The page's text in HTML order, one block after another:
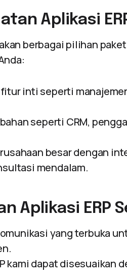
Aplikasi
berbagai pilihan
inti seperti
seperti CRM,
besar dengan
mendalam.
Aplikasi ERP
yang terbuka
kami dapat disesuaikan